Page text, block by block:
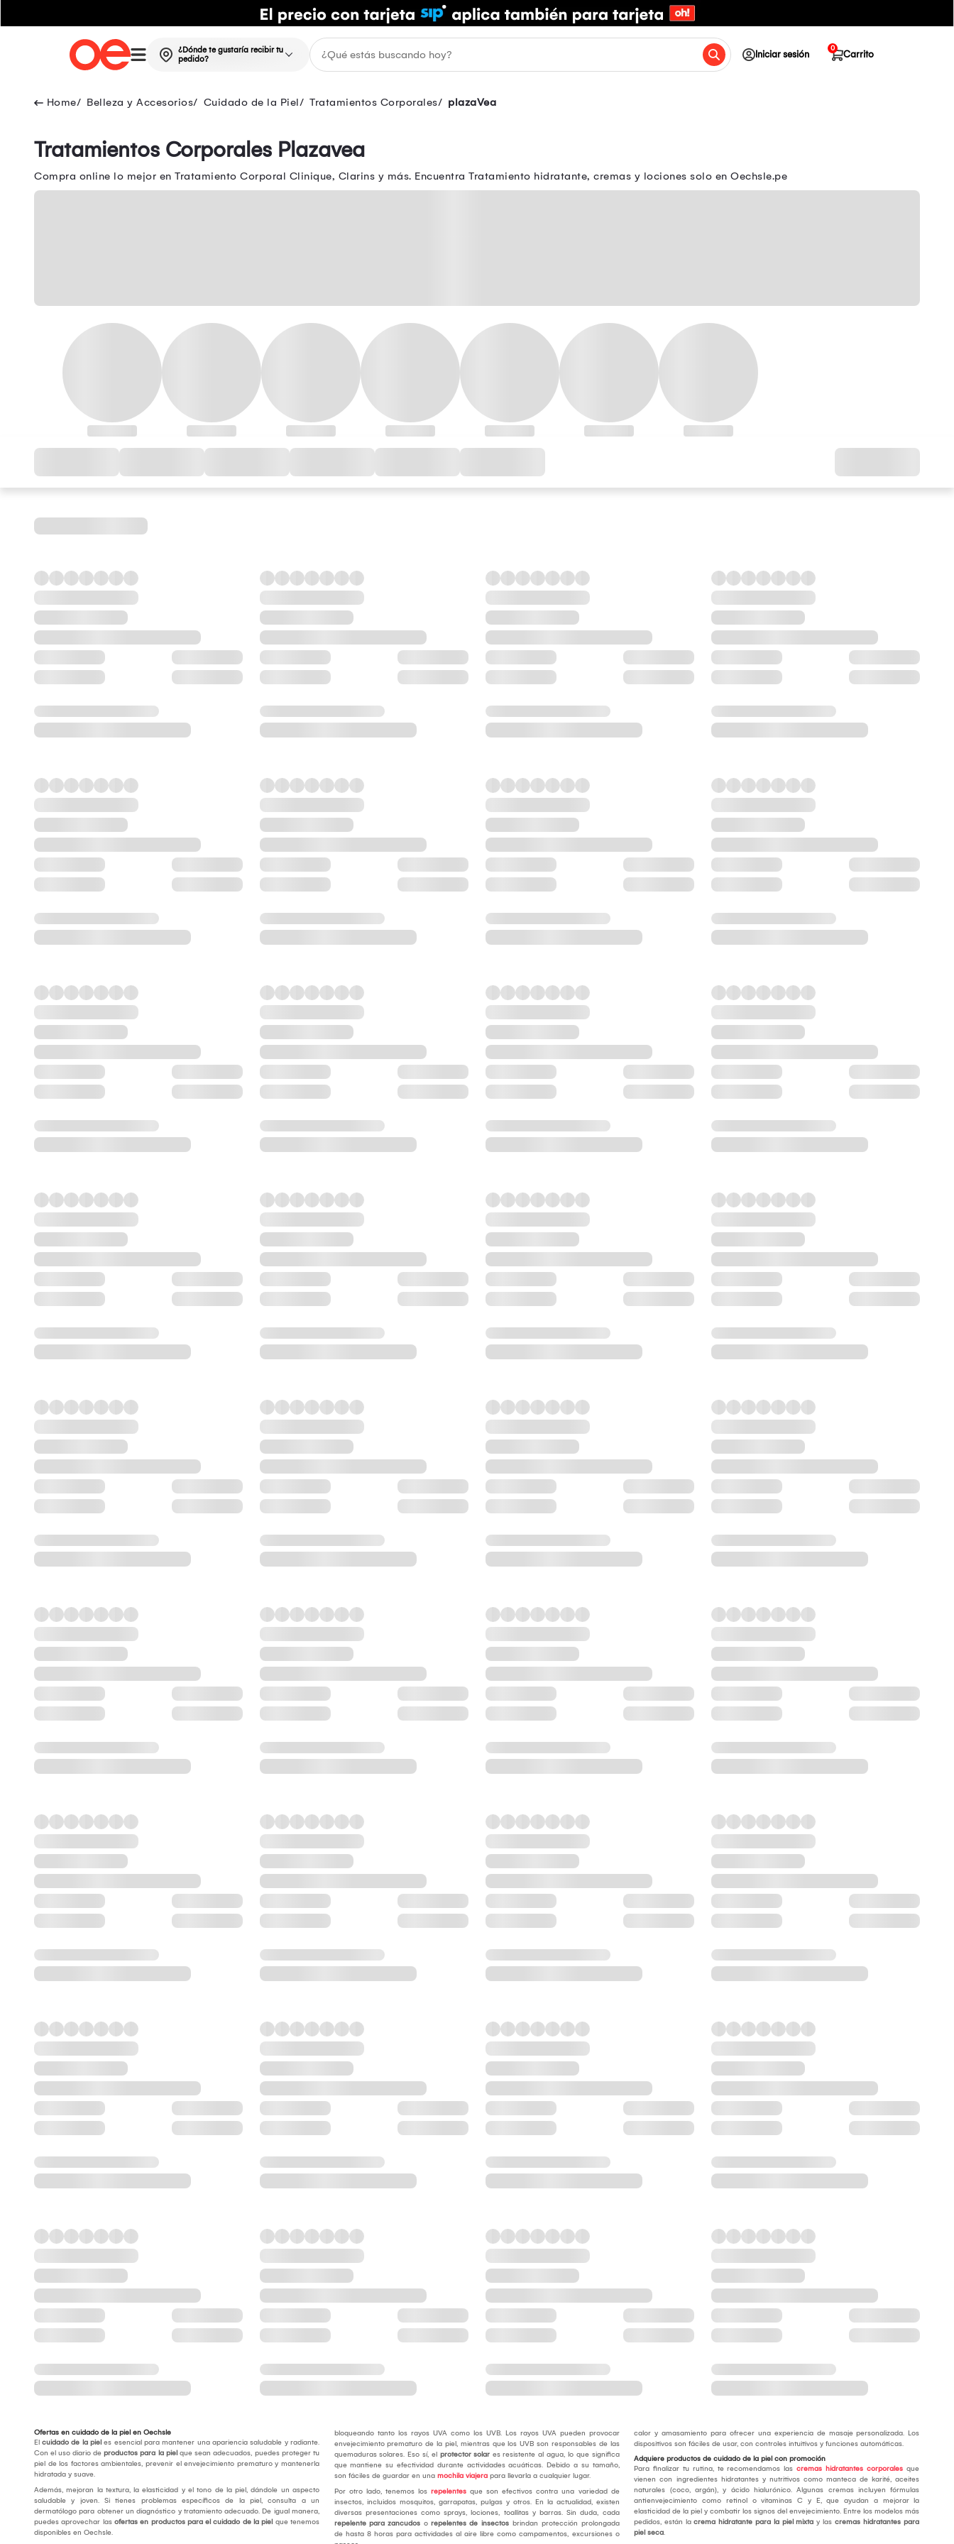
¿Dónde te gustaría recibir tu
pedido?
Iniciar sesión Carrito
0
Belleza y Accesorios Cuidado de la Piel Tratamientos Corporales plazaVea
Tratamientos Corporales Plazavea
Compra online lo mejor en Tratamiento Corporal Clinique, Clarins y más. Encuentra Tratamiento hidratante, cremas y lociones solo en Oechsle.pe
Ofertas en cuidado de la piel en Oechsle
El cuidado de la piel es esencial para mantener una apariencia saludable y radiante.
Con el uso diario de productos para la piel que sean adecuados, puedes proteger tu
piel de los factores ambientales, prevenir el envejecimiento prematuro y mantenerla
hidratada y suave.
Además, mejoran la textura, la elasticidad y el tono de la piel, dándole un aspecto
saludable y joven. Si tienes problemas específicos de la piel, consulta a un
dermatólogo para obtener un diagnóstico y tratamiento adecuado. De igual manera,
puedes aprovechar las ofertas en productos para el cuidado de la piel que tenemos
disponibles en Oechsle.
bloqueando tanto los rayos UVA como los UVB. Los rayos UVA pueden provocar
envejecimiento prematuro de la piel, mientras que los UVB son responsables de las
quemaduras solares. Eso sí, el protector solares resistente al agua, lo que significa
que mantiene su efectividad durante actividades acuáticas. Debido a su tamaño,
son fáciles de guardar en unamochila viajerapara llevarla a cualquier lugar.
Por otro lado, tenemos losrepelentesque son efectivos contra una variedad de
insectos, incluidos mosquitos, garrapatas, pulgas y otros. En la actualidad, existen
diversas presentaciones como sprays, lociones, toallitas y barras. Sin duda, cada
repelente para zancudos o repelentes de insectosbrindan protección prolongada
de hasta 8 horas para actividades al aire libre como campamentos, excursiones o
calor y amasamiento para ofrecer una experiencia de masaje personalizada. Los
dispositivos son fáciles de usar, con controles intuitivos y funciones automáticas.
Adquiere productos de cuidado de la piel con promoción
Para finalizar tu rutina, te recomendamos las cremas hidratantes corporales que
vienen con ingredientes hidratantes y nutritivos como manteca de karité, aceites
naturales (coco, argán), y ácido hialurónico. Algunas cremas incluyen fórmulas
antienvejecimiento como retinol o vitaminas C y E, que ayudan a mejorar la
elasticidad de la piel y combatir los signos del envejecimiento. Entre los modelos más
pedidos, están lacrema hidratante para la piel mixta y lascremas hidratantes para
piel seca.